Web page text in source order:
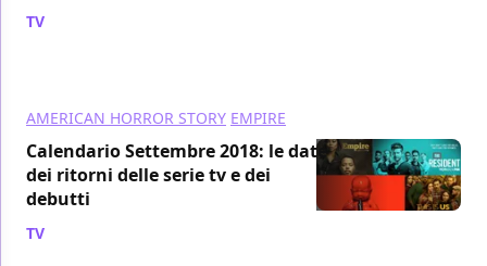
TV
AMERICAN HORROR STORY EMPIRE
Calendario Settembre 2018: le date
dei ritorni delle serie tv e dei
debutti
TV